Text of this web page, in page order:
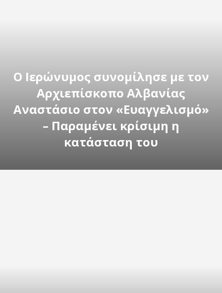
Ο Ιερώνυμος συνομίλησε με τον
Αρχιεπίσκοπο Αλβανίας
Αναστάσιο στον «Ευαγγελισμό»
– Παραμένει κρίσιμη η
κατάσταση του